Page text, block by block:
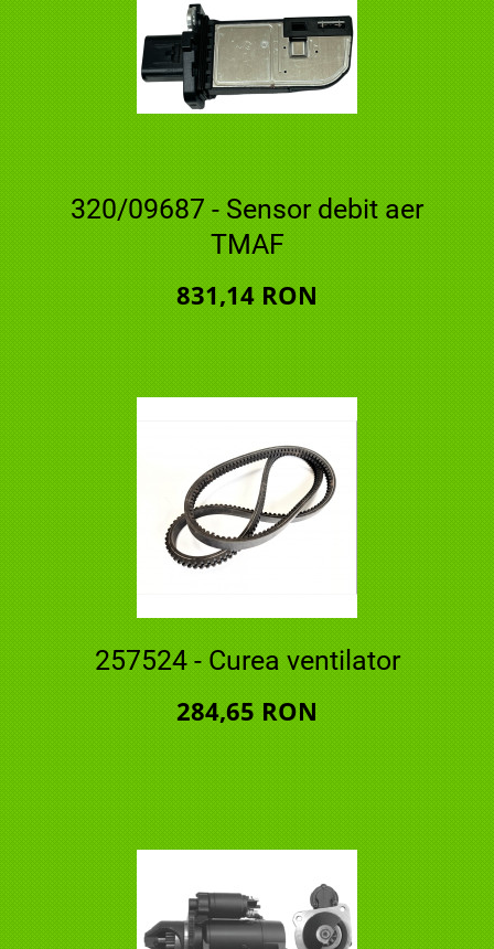
320/09687 - Sensor debit aer
TMAF
831,14 RON
257524 - Curea ventilator
284,65 RON